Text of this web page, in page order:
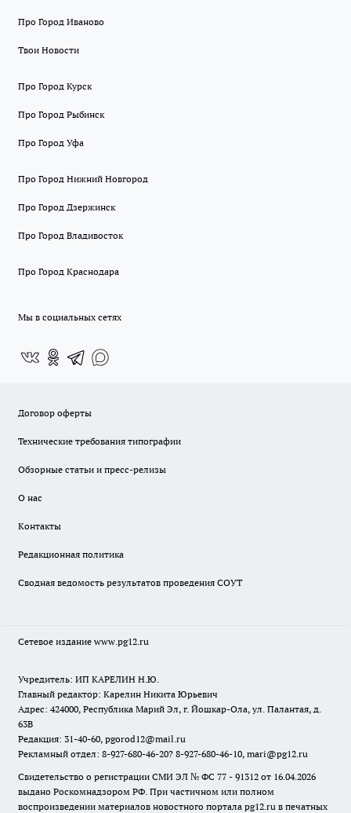
Про Город Иваново
Твои Новости
Про Город Курск
Про Город Рыбинск
Про Город Уфа
Про Город Нижний Новгород
Про Город Дзержинск
Про Город Владивосток
Про Город Краснодара
Мы в социальных сетях
Договор оферты
Технические требования типографии
Обзорные статьи и пресс-релизы
О нас
Контакты
Редакционная политика
Сводная ведомость результатов проведения СОУТ
Сетевое издание www.pg12.ru
Учредитель: ИП КАРЕЛИН Н.Ю.
Главный редактор: Карелин Никита Юрьевич
Адрес: 424000, Республика Марий Эл, г. Йошкар-Ола, ул. Палантая, д.
63В
Редакция: 31-40-60, pgorod12@mail.ru
Рекламный отдел: 8-927-680-46-20? 8-927-680-46-10, mari@pg12.ru
Свидетельство о регистрации СМИ ЭЛ № ФС 77 - 91312 от 16.04.2026
выдано Роскомнадзором РФ. При частичном или полном
воспроизведении материалов новостного портала pg12.ru в печатных